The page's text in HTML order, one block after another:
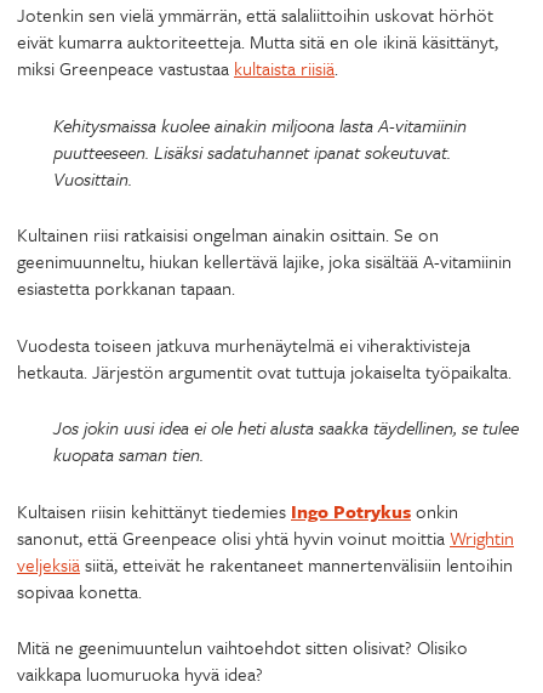
Jotenkin sen vielä ymmärrän, että salaliittoihin uskovat hörhöt
eivät kumarra auktoriteetteja. Mutta sitä en ole ikinä käsittänyt,
miksi Greenpeace vastustaa kultaista riisiä.
Kehitysmaissa kuolee ainakin miljoona lasta A-vitamiinin
puutteeseen. Lisäksi sadatuhannet ipanat sokeutuvat.
Vuosittain.
Kultainen riisi ratkaisisi ongelman ainakin osittain. Se on
geenimuunneltu, hiukan kellertävä lajike, joka sisältää A-vitamiinin
esiastetta porkkanan tapaan.
Vuodesta toiseen jatkuva murhenäytelmä ei viheraktivisteja
hetkauta. Järjestön argumentit ovat tuttuja jokaiselta työpaikalta.
Jos jokin uusi idea ei ole heti alusta saakka täydellinen, se tulee
kuopata saman tien.
Kultaisen riisin kehittänyt tiedemies Ingo Potrykusonkin
sanonut, että Greenpeace olisi yhtä hyvin voinut moittiaWrightin
veljeksiäsiitä, etteivät he rakentaneet mannertenvälisiin lentoihin
sopivaa konetta.
Mitä ne geenimuuntelun vaihtoehdot sitten olisivat? Olisiko
vaikkapa luomuruoka hyvä idea?